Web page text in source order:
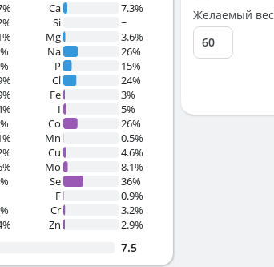
Ca
7.3%
Si
~
Mg
3.6%
Na
26%
P
15%
Cl
24%
Fe
3%
I
5%
Co
26%
Mn
0.5%
Cu
4.6%
Mo
8.1%
Se
36%
F
0.9%
Cr
3.2%
Zn
2.9%
7.5
Желаемый вес